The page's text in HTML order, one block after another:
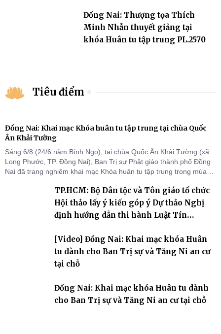
Đồng Nai: Thượng tọa Thích
Minh Nhẫn thuyết giảng tại
khóa Huân tu tập trung PL.2570
Tiêu điểm
Đồng Nai: Khai mạc Khóa huân tu tập trung tại chùa Quốc
Ân Khải Tường
Sáng 6/8 (24/6 năm Bính Ngọ), tại chùa Quốc Ân Khải Tường (xã
Long Phước, TP. Đồng Nai), Ban Trị sự Phật giáo thành phố Đồng
Nai đã trang nghiêm khai mạc Khóa huân tu tập trung trong mùa
chỗ khu vực VII, VIII và trường hạ chùa Quốc Ân Khải Tường.
TP.HCM: Bộ Dân tộc và Tôn giáo tổ chức
Hội thảo lấy ý kiến góp ý Dự thảo Nghị
định hướng dẫn thi hành Luật Tín
[Video] Đồng Nai: Khai mạc khóa Huân
tu dành cho Ban Trị sự và Tăng Ni an cư
tại chỗ
Đồng Nai: Khai mạc khóa Huân tu dành
cho Ban Trị sự và Tăng Ni an cư tại chỗ